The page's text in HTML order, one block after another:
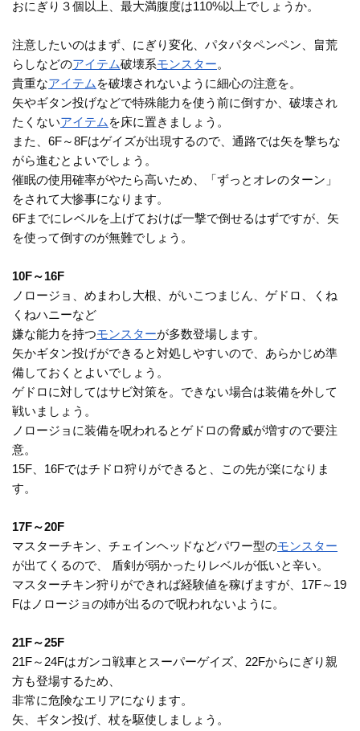
おにぎり３個以上、最大満腹度は110%以上でしょうか。
注意したいのはまず、にぎり変化、パタパタペンペン、畠荒
らしなどのアイテム破壊系モンスター。
貴重なアイテム を破壊されないように細心の注意を。
矢やギタン投げなどで特殊能力を使う前に倒すか、破壊され
たくないアイテム を床に置きましょう。
また、6F～8Fはゲイズが出現するので、通路では矢を撃ちな
がら進むとよいでしょう。
催眠の使用確率がやたら高いため、「ずっとオレのターン」
をされて大惨事になります。
6Fまでにレベルを上げておけば一撃で倒せるはずですが、矢
を使って倒すのが無難でしょう。
10F～16F
ノロージョ、めまわし大根、がいこつまじん、ゲドロ、くね
くねハニーなど
嫌な能力を持つモンスターが多数登場します。
矢かギタン投げができると対処しやすいので、あらかじめ準
備しておくとよいでしょう。
ゲドロに対してはサビ対策を。できない場合は装備を外して
戦いましょう。
ノロージョに装備を呪われるとゲドロの脅威が増すので要注
意。
15F、16Fではチドロ狩りができると、この先が楽になりま
す。
17F～20F
マスターチキン、チェインヘッドなどパワー型のモンスター
が出てくるので、 盾剣が弱かったりレベルが低いと辛い。
マスターチキン狩りができれば経験値を稼げますが、17F～19
Fはノロージョの姉が出るので呪われないように。
21F～25F
21F～24Fはガンコ戦車とスーパーゲイズ、22Fからにぎり親
方も登場するため、
非常に危険なエリアになります。
矢、ギタン投げ、杖を駆使しましょう。